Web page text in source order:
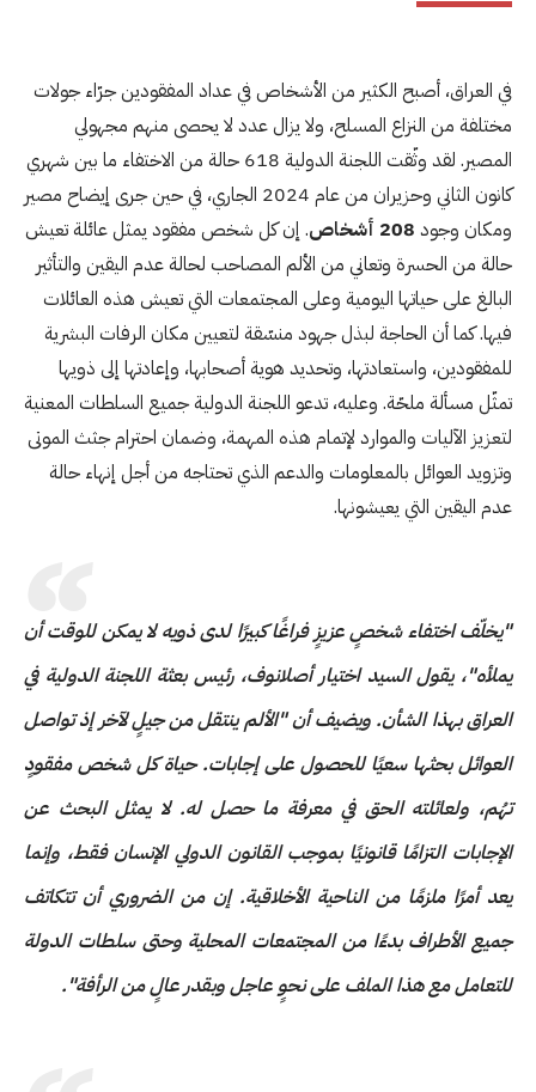
في العراق، أصبح الكثير من الأشخاص في عداد المفقودين جرّاء جولات
مختلفة من النزاع المسلح، ولا يزال عدد لا يحصى منهم مجهولي
المصير. لقد وثّقت اللجنة الدولية 618 حالة من الاختفاء ما بين شهري
كانون الثاني وحزيران من عام 2024 الجاري، في حين جرى إيضاح مصير
ومكان وجود 208 أشخاص
. إن كل شخص مفقود يمثل عائلة تعيش
حالة من الحسرة وتعاني من الألم المصاحب لحالة عدم اليقين والتأثير
البالغ على حياتها اليومية وعلى المجتمعات التي تعيش هذه العائلات
فيها. كما أن الحاجة لبذل جهود منسّقة لتعيين مكان الرفات البشرية
للمفقودين، واستعادتها، وتحديد هوية أصحابها، وإعادتها إلى ذويها
تمثّل مسألة ملحّة. وعليه، تدعو اللجنة الدولية جميع السلطات المعنية
لتعزيز الآليات والموارد لإتمام هذه المهمة، وضمان احترام جثث الموتى
وتزويد العوائل بالمعلومات والدعم الذي تحتاجه من أجل إنهاء حالة
عدم اليقين التي يعيشونها.
"يخلّف اختفاء شخصٍ عزيزٍ فراغًا كبيرًا لدى ذويه لا يمكن للوقت أن
يملأه"، يقول السيد اختيار أصلانوف، رئيس بعثة اللجنة الدولية في
العراق بهذا الشأن. ويضيف أن"الألم ينتقل من جيلٍ لآخر إذ تواصل
العوائل بحثها سعيًا للحصول على إجابات. حياة كل شخص مفقودٍ
تهُم، ولعائلته الحق في معرفة ما حصل له. لا يمثل البحث عن
الإجابات التزامًا قانونيًا بموجب القانون الدولي الإنسان فقط، وإنما
يعد أمرًا ملزمًا من الناحية الأخلاقية. إن من الضروري أن تتكاتف
جميع الأطراف بدءًا من المجتمعات المحلية وحتى سلطات الدولة
للتعامل مع هذا الملف على نحوٍ عاجل وبقدر عالٍ من الرأفة".